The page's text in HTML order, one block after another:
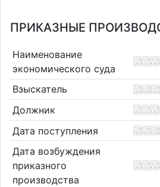
ПРИКАЗНЫЕ
Наименование
экономического суда
Взыскатель
Должник
Дата поступления
Дата возбуждения
приказного
производства